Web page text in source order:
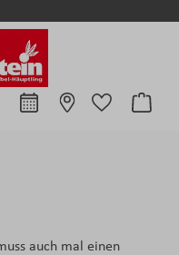
auch mal einen